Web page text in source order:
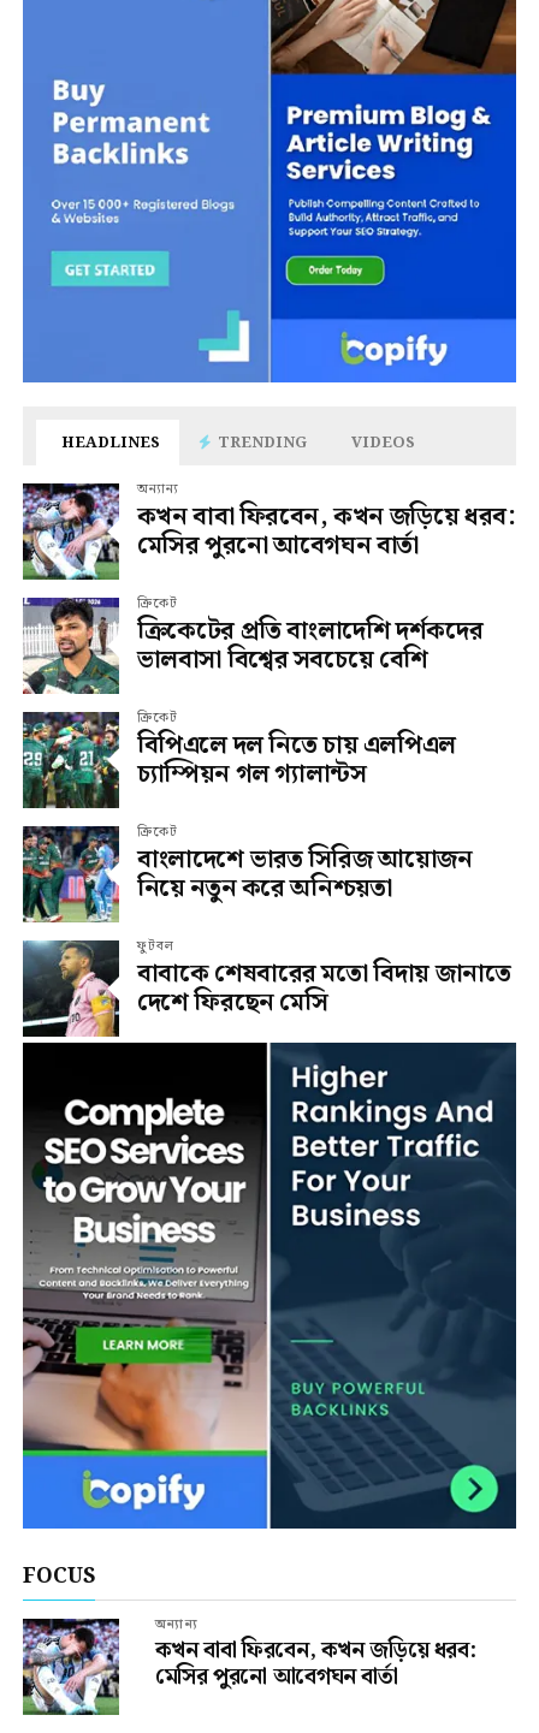
HEADLINES TRENDING VIDEOS
অন্যান্য
কখন বাবা ফিরবেন, কখন জড়িয়ে ধরব:
মেসির পুরনো আবেগঘন বার্তা
ক্রিকেট
ক্রিকেটের প্রতি বাংলাদেশি দর্শকদের
ভালবাসা বিশ্বের সবচেয়ে বেশি
ক্রিকেট
বিপিএলে দল নিতে চায় এলপিএল
চ্যাম্পিয়ন গল গ্যালান্টস
ক্রিকেট
বাংলাদেশে ভারত সিরিজ আয়োজন
নিয়ে নতুন করে অনিশ্চয়তা
ফুটবল
বাবাকে শেষবারের মতো বিদায় জানাতে
দেশে ফিরছেন মেসি
FOCUS
অন্যান্য
কখন বাবা ফিরবেন, কখন জড়িয়ে ধরব:
মেসির পুরনো আবেগঘন বার্তা